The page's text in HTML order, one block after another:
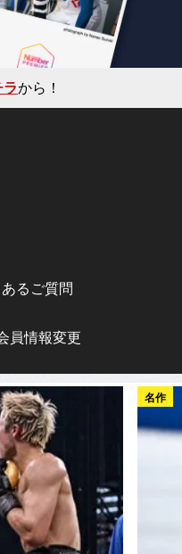
ラから！
るご質問
員情報変更
名作